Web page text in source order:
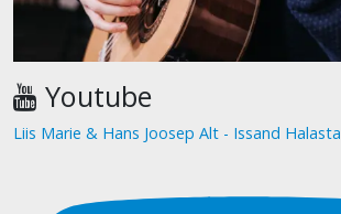
Youtube
Liis Marie & Hans Joosep Alt - Issand Halasta